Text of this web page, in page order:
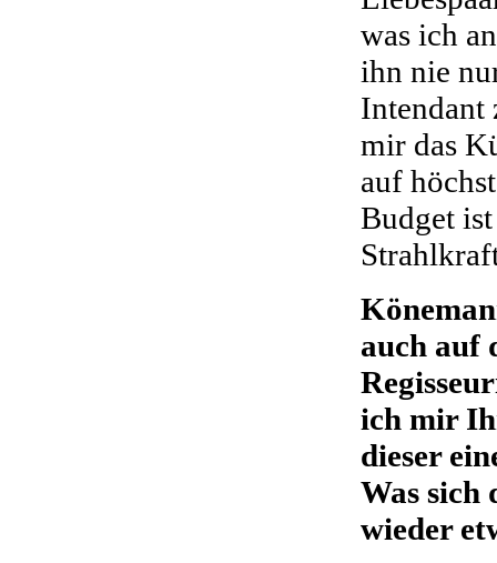
was ich
ihn nie
Intendant
mir das
auf
Budget
auch auf
ich mir
dieser
Was
wieder